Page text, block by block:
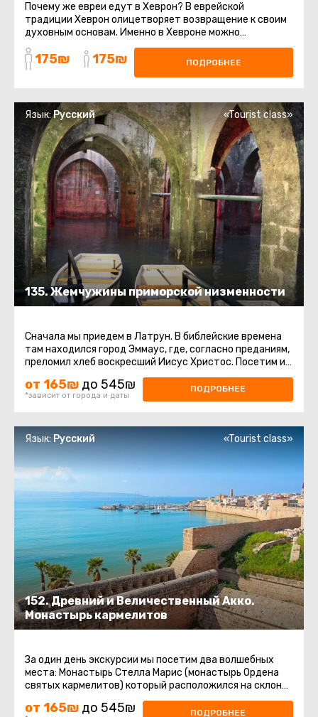
Почему же евреи едут в Хеврон? В еврейской
традиции Хеврон олицетворяет возвращение к своим
духовным основам. Именно в Хевроне можно
почувствовать связь с Праотцами ...
175₪ 175₪ ПОДРОБНЕЕ
135. Жемчужины приморской низменности
Язык:Русский «Tourist class»
Сначала мы приедем в Латрун. В библейские времена
там находился город Эммаус, где, согласно преданиям,
преломил хлеб воскресший Иисус Христос. Посетим и
от 165₪ до 545₪
*зависит от города и даты
ПОДРОБНЕЕ
152. Древний и Величественный Акко.
Монастырь кармелитов
Язык:Русский «Tourist class»
За один день экскурсии мы посетим два волшебных
места: Монастырь Стелла Марис (монастырь Ордена
святых кармелитов) который расположился на склоне
горы Кармель в столице ...
от 165₪ до 545₪ ПОДРОБНЕЕ